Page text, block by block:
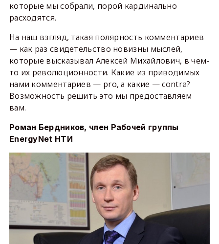
которые мы собрали, порой кардинально
расходятся.
На наш взгляд, такая полярность комментариев
— как раз свидетельство новизны мыслей,
которые высказывал Алексей Михайлович, в чем-
то их революционности. Какие из приводимых
нами комментариев — pro, а какие — contra?
Возможность решить это мы предоставляем
вам.
Роман Бердников, член Рабочей группы
EnergyNet НТИ